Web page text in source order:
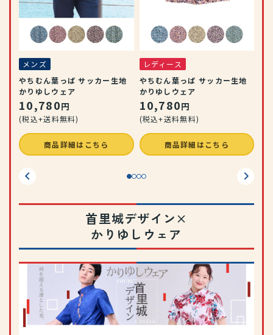
メンズ
やちむん葉っぱ サッカー生地
かりゆしウェア
10,780円
(税込+送料無料)
商品詳細はこちら
レディース
やちむん葉っぱ サッカー生地
かりゆしウェア
10,780円
(税込+送料無料)
商品詳細はこちら
首里城デザイン×
かりゆしウェア